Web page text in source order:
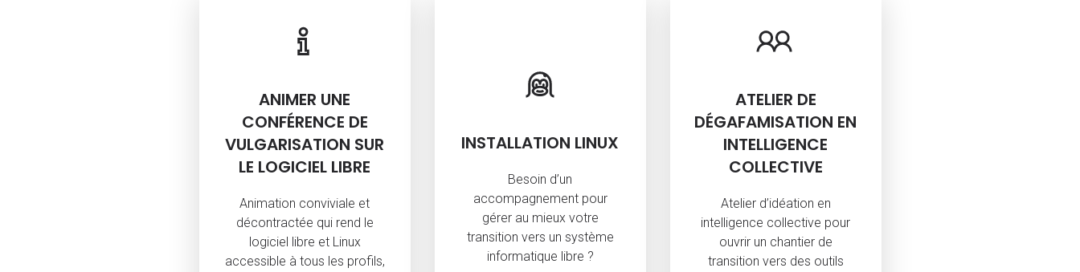
ANIMER UNE
CONFÉRENCE DE
VULGARISATION SUR
LE LOGICIEL LIBRE
Animation conviviale et
décontractée qui rend le
logiciel libre et Linux
accessible à tous les profils,
INSTALLATION LINUX
Besoin d’un
accompagnement pour
gérer au mieux votre
transition vers un système
informatique libre ?
ATELIER DE
DÉGAFAMISATION EN
INTELLIGENCE
COLLECTIVE
Atelier d’idéation en
intelligence collective pour
ouvrir un chantier de
transition vers des outils